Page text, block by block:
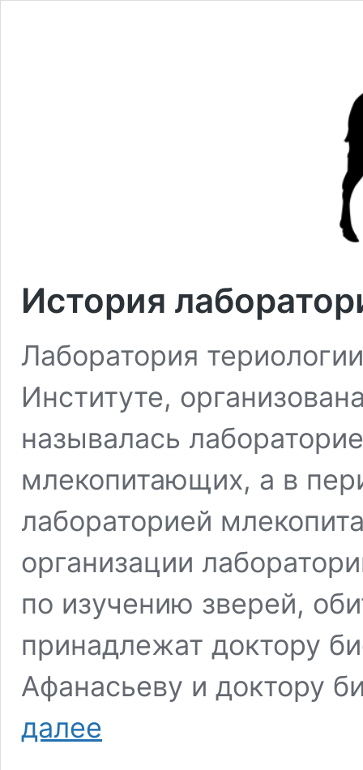
История
Лаборатория
Институте,
называлась
млекопитающих, а в
лабораторией
организации
по изуче­нию зверей,
принадлежат доктору
Афанасьеву и доктору
далее